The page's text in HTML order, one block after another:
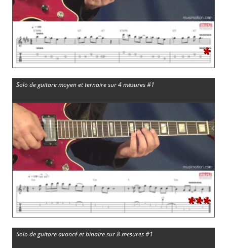
*
Solo de guitare moyen et ternaire sur 4 mesures #1
***
Solo de guitare avancé et binaire sur 8 mesures #1